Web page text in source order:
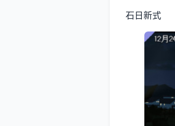
石日新式